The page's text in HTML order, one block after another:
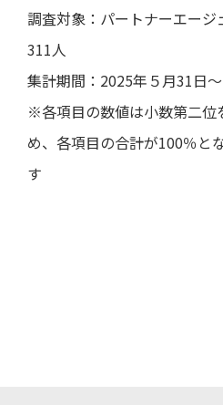
調査対象：パートナーエー
311人
集計期間：2025年５月31日
※各項目の数値は小数第二位
め、各項目の合計が100％と
す